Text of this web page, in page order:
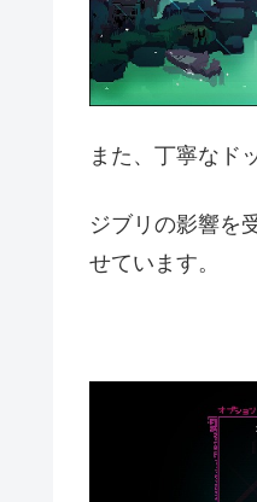
また、丁寧なド
ジブリの影響を
せています。